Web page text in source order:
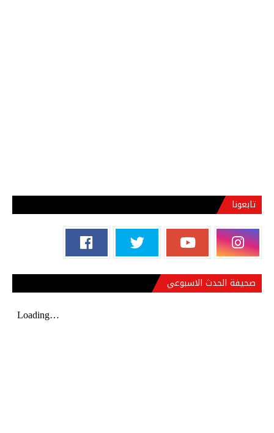
تابعونا
صحيفة الحدث الاسبوعي